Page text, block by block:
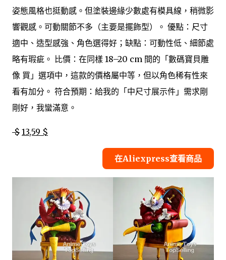
姿態風格也挺動感。但塗裝邊緣少數處有模具線，稍微影
響觀感。可動關節不多（主要是擺飾型）。 優點：尺寸
適中、造型感強、角色選得好；缺點：可動性低、細節處
略有瑕疵。 比價：在同樣 18–20 cm 間的「數碼寶貝雕
像 買」選項中，這款的價格屬中等，但以角色稀有性來
看有加分。 符合預期：給我的「中尺寸展示件」需求剛
剛好，我蠻滿意。
$ 13,59 $
在Aliexpress查看商品